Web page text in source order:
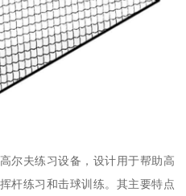
尔夫练习设备，设计用于帮助高
杆练习和击球训练。其主要特点